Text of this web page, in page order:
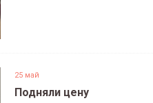
25 май
Подняли цену